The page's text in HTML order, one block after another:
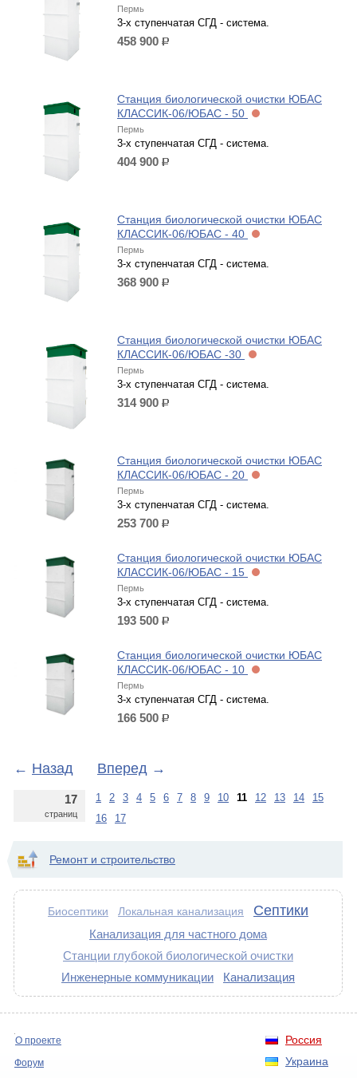
Пермь
3-х ступенчатая СГД - система.
458 900 р.
Станция биологической очистки ЮБАС
КЛАССИК-06/ЮБАС - 50
Пермь
3-х ступенчатая СГД - система.
404 900 р.
Станция биологической очистки ЮБАС
КЛАССИК-06/ЮБАС - 40
Пермь
3-х ступенчатая СГД - система.
368 900 р.
Станция биологической очистки ЮБАС
КЛАССИК-06/ЮБАС -30
Пермь
3-х ступенчатая СГД - система.
314 900 р.
Станция биологической очистки ЮБАС
КЛАССИК-06/ЮБАС - 20
Пермь
3-х ступенчатая СГД - система.
253 700 р.
Станция биологической очистки ЮБАС
КЛАССИК-06/ЮБАС - 15
Пермь
3-х ступенчатая СГД - система.
193 500 р.
Станция биологической очистки ЮБАС
КЛАССИК-06/ЮБАС - 10
Пермь
3-х ступенчатая СГД - система.
166 500 р.
← Назад Вперед →
17
страниц
1 2 3 4 5 6 7 8 9 10 11 12 13 14
15
16
17
Ремонт и строительство
Биосептики Локальная канализация Септики
Канализация для частного дома
Станции глубокой биологической очистки
Инженерные коммуникации
Канализация
Россия
Украина
О проекте
Форум